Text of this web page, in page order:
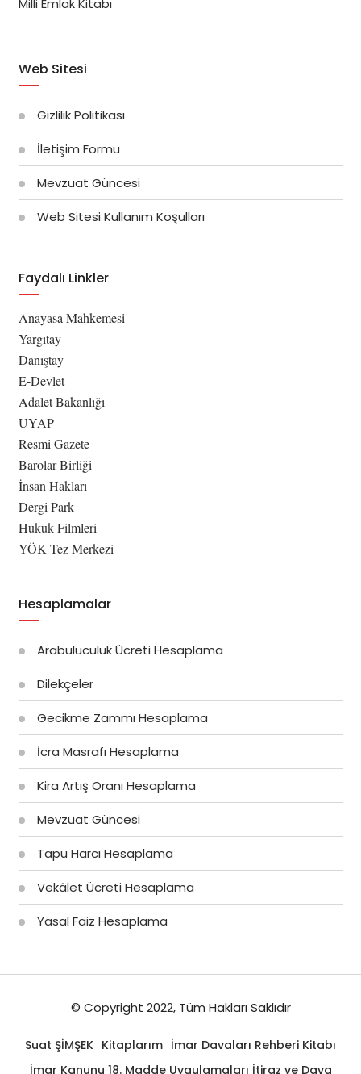
Milli Emlak Kitabı
Web Sitesi
Gizlilik Politikası
İletişim Formu
Mevzuat Güncesi
Web Sitesi Kullanım Koşulları
Faydalı Linkler
Anayasa Mahkemesi
Yargıtay
Danıştay
E-Devlet
Adalet Bakanlığı
UYAP
Resmi Gazete
Barolar Birliği
İnsan Hakları
Dergi Park
Hukuk Filmleri
YÖK Tez Merkezi
Hesaplamalar
Arabuluculuk Ücreti Hesaplama
Dilekçeler
Gecikme Zammı Hesaplama
İcra Masrafı Hesaplama
Kira Artış Oranı Hesaplama
Mevzuat Güncesi
Tapu Harcı Hesaplama
Vekâlet Ücreti Hesaplama
Yasal Faiz Hesaplama
© Copyright 2022, Tüm Hakları Saklıdır
Suat ŞİMŞEK Kitaplarım İmar Davaları Rehberi Kitabı
İmar Kanunu 18. Madde Uygulamaları İtiraz ve Dava